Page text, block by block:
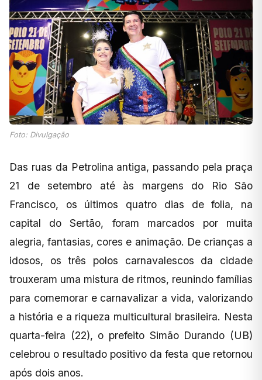
Foto: Divulgação
Das ruas da Petrolina antiga, passando pela praça
21 de setembro até às margens do Rio São
Francisco, os últimos quatro dias de folia, na
capital do Sertão, foram marcados por muita
alegria, fantasias, cores e animação. De crianças a
idosos, os três polos carnavalescos da cidade
trouxeram uma mistura de ritmos, reunindo famílias
para comemorar e carnavalizar a vida, valorizando
a história e a riqueza multicultural brasileira. Nesta
quarta-feira (22), o prefeito Simão Durando (UB)
celebrou o resultado positivo da festa que retornou
após dois anos.